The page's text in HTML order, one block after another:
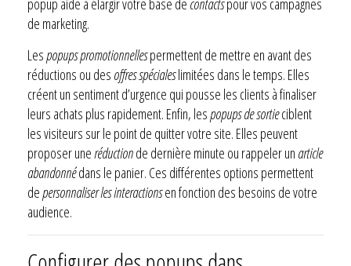
de marketing.
Lespopups promotionnellespermettent de mettre en avant des
réductions ou des offres spécialeslimitées dans le temps. Elles
créent un sentiment d’urgence qui pousse les clients à finaliser
leurs achats plus rapidement. Enfin, lespopups de sortieciblent
les visiteurs sur le point de quitter votre site. Elles peuvent
proposer une réductionde dernière minute ou rappeler un article
abandonnédans le panier. Ces différentes options permettent
depersonnaliser les interactionsen fonction des besoins de votre
audience.